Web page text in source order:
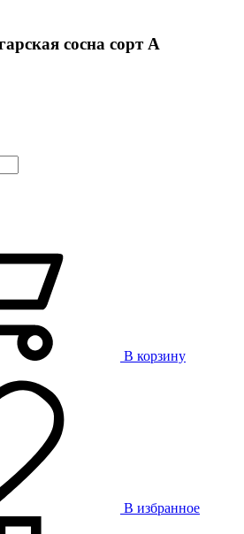
сосна сорт А
В корзину
В избранное